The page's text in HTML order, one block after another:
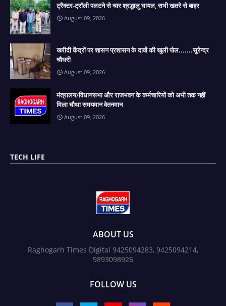
ट्रैक्टर-ट्रॉली पलटने से चार श्रद्धालु घायल, सभी खतरे से बाहर
August 09, 2026
खरीदी केंद्रों पर शासन प्रशासन के दावों की खुली पोल.......सुरेन्द्र
चौधरी
August 09, 2026
मंत्रालय/विधानसभा और राजभवन के कर्मचारियों को अभी तक नहीं
मिला चौथा समयमान वेतनमान
August 09, 2026
TECH LIFE
ABOUT US
Raghogarh Times Digital 9425094283, 9425094214,
9893098926
FOLLOW US